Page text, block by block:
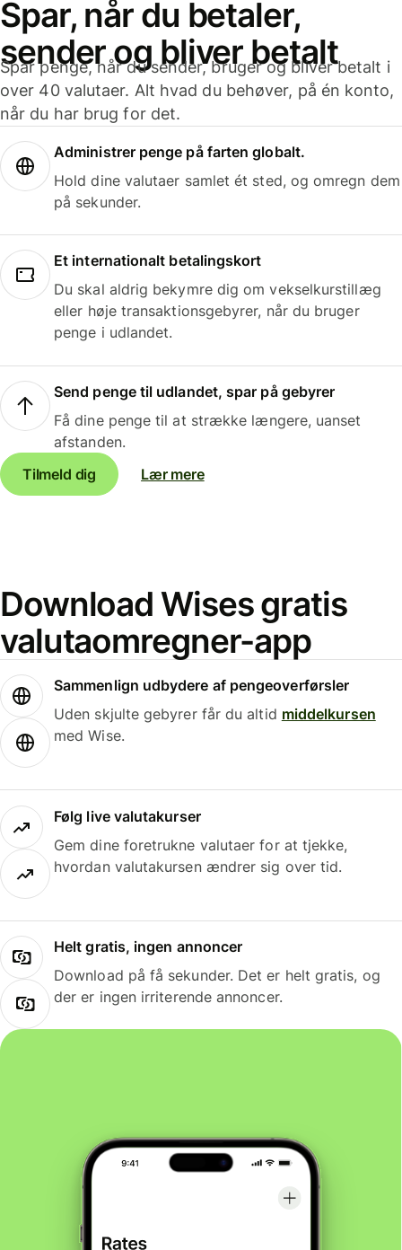
Spar, når du betaler,
sender og bliver betalt
Spar penge, når du sender, bruger og bliver betalt i
over 40 valutaer. Alt hvad du behøver, på én konto,
når du har brug for det.
Administrer penge på farten globalt.
Hold dine valutaer samlet ét sted, og omregn dem
på sekunder.
Et internationalt betalingskort
Du skal aldrig bekymre dig om vekselkurstillæg
eller høje transaktionsgebyrer, når du bruger
penge i udlandet.
Send penge til udlandet, spar på gebyrer
Få dine penge til at strække længere, uanset
afstanden.
Tilmeld dig
Lær mere
Download Wises gratis
valutaomregner-app
Sammenlign udbydere af pengeoverførsler
Uden skjulte gebyrer får du altid middelkursen
med Wise.
Følg live valutakurser
Gem dine foretrukne valutaer for at tjekke,
hvordan valutakursen ændrer sig over tid.
Helt gratis, ingen annoncer
Download på få sekunder. Det er helt gratis, og
der er ingen irriterende annoncer.